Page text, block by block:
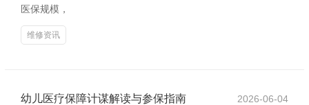
医保规模，
维修资讯
幼儿医疗保障计谋解读与参保指南 2026-06-04